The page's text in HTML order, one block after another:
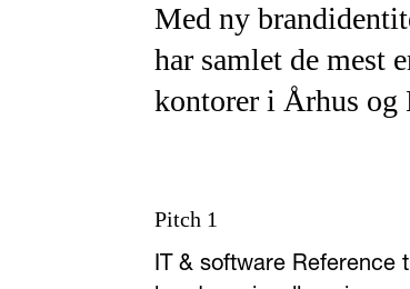
Med ny
har samlet de mest
kontorer i Århus og
Pitch 1
IT & software Reference